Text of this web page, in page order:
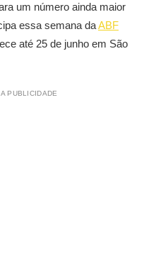
um número ainda maior
essa semana daABF
até 25 de junho em São
PUBLICIDADE